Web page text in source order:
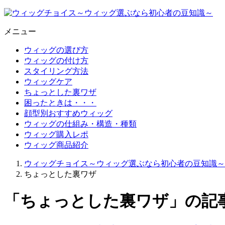
メニュー
ウィッグの選び方
ウィッグの付け方
スタイリング方法
ウィッグケア
ちょっとした裏ワザ
困ったときは・・・
顔型別おすすめウィッグ
ウィッグの仕組み・構造・種類
ウィッグ購入レポ
ウィッグ商品紹介
ウィッグチョイス～ウィッグ選ぶなら初心者の豆知識～
ちょっとした裏ワザ
「ちょっとした裏ワザ」の記